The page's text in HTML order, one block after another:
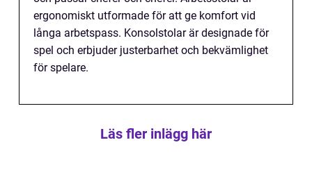
ergonomiskt utformade för att ge komfort vid
långa arbetspass. Konsolstolar är designade för
spel och erbjuder justerbarhet och bekvämlighet
för spelare.
Läs fler inlägg här